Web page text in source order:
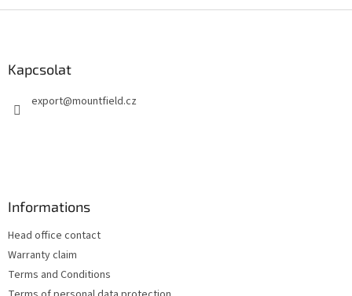
Kapcsolat
export@mountfield.cz
Informations
Head office contact
Warranty claim
Terms and Conditions